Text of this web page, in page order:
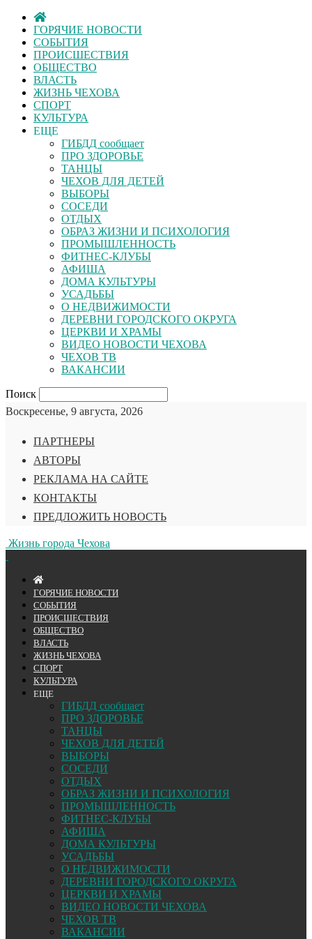
ГОРЯЧИЕ НОВОСТИ
СОБЫТИЯ
ПРОИСШЕСТВИЯ
ОБЩЕСТВО
ВЛАСТЬ
ЖИЗНЬ ЧЕХОВА
СПОРТ
КУЛЬТУРА
ЕЩЕ
ГИБДД сообщает
ПРО ЗДОРОВЬЕ
ТАНЦЫ
ЧЕХОВ ДЛЯ ДЕТЕЙ
ВЫБОРЫ
СОСЕДИ
ОТДЫХ
ОБРАЗ ЖИЗНИ И ПСИХОЛОГИЯ
ПРОМЫШЛЕННОСТЬ
ФИТНЕС-КЛУБЫ
АФИША
ДОМА КУЛЬТУРЫ
УСАДЬБЫ
О НЕДВИЖИМОСТИ
ДЕРЕВНИ ГОРОДСКОГО ОКРУГА
ЦЕРКВИ И ХРАМЫ
ВИДЕО НОВОСТИ ЧЕХОВА
ЧЕХОВ ТВ
ВАКАНСИИ
Поиск
Воскресенье, 9 августа, 2026
ПАРТНЕРЫ
АВТОРЫ
РЕКЛАМА НА САЙТЕ
КОНТАКТЫ
ПРЕДЛОЖИТЬ НОВОСТЬ
Жизнь города Чехова
ГОРЯЧИЕ НОВОСТИ
СОБЫТИЯ
ПРОИСШЕСТВИЯ
ОБЩЕСТВО
ВЛАСТЬ
ЖИЗНЬ ЧЕХОВА
СПОРТ
КУЛЬТУРА
ЕЩЕ
ГИБДД сообщает
ПРО ЗДОРОВЬЕ
ТАНЦЫ
ЧЕХОВ ДЛЯ ДЕТЕЙ
ВЫБОРЫ
СОСЕДИ
ОТДЫХ
ОБРАЗ ЖИЗНИ И ПСИХОЛОГИЯ
ПРОМЫШЛЕННОСТЬ
ФИТНЕС-КЛУБЫ
АФИША
ДОМА КУЛЬТУРЫ
УСАДЬБЫ
О НЕДВИЖИМОСТИ
ДЕРЕВНИ ГОРОДСКОГО ОКРУГА
ЦЕРКВИ И ХРАМЫ
ВИДЕО НОВОСТИ ЧЕХОВА
ЧЕХОВ ТВ
ВАКАНСИИ